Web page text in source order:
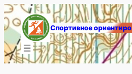
Перейти
к
содержимому
Спортивное